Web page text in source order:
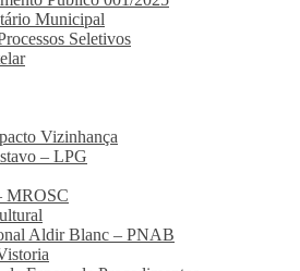
Municipal
Seletivos
Vizinhança
– LPG
MROSC
Aldir Blanc – PNAB